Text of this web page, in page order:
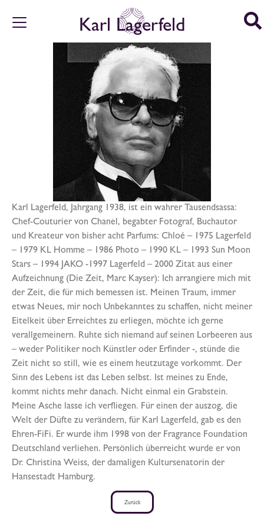
Karl Lagerfeld
Karl Lagerfeld, Jahrgang 1938, ist ein wahrer Tausendsassa:
Chef-Couturier von Chanel, begabter Fotograf, Buchautor
und Kreateur von bisher acht Parfums: Chloé – 1975 Lagerfeld
– 1979 KL Homme – 1986 Photo – 1990 KL – 1993 Sun Moon
Stars – 1994 JAKO -1997 Lagerfeld – 2000 Zitat aus einer
Aufzeichnung (Die Zeit, Marc Kayser): Ich arrangiere mich mit
der Zeit, die für mich bemessen ist. Meinen Traum, immer
etwas Neues, mir noch Unbekanntes zu schaffen, nicht meiner
Eitelkeit über Erreichtes zu erliegen, möchte ich gerne
verallgemeinern. Ruhte sich niemand auf seinen Lorbeeren aus
– weder Politiker noch Künstler oder Erfinder -, stünde die
Zeit nicht so still, wie es einem heutzutage vorkommt. Der
Sinn des Lebens ist das Leben selbst. Ist meines zu Ende,
kommt nichts mehr danach. Nicht einmal ein Grabstein.
Meine Asche lasse ich verfliegen. Für einen der auszog, die
Welt der Düfte zu verändern, für Karl Lagerfeld, gab es den
Ehren-FiFi. Er wurde ihm 1998 von der Fragrance Foundation
Deutschland verliehen. Persönlich überreicht wurde er von
Dr. Christina Weiss, der damaligen Kultursenatorin der
Hansestadt Hamburg.
Zurück